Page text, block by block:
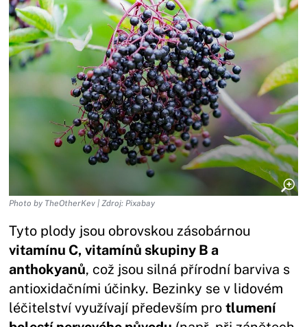
Photo by TheOtherKev | Zdroj: Pixabay
Tyto plody jsou obrovskou zásobárnou
vitamínu C, vitamínů skupiny B a
anthokyanů, což jsou silná přírodní barviva s
antioxidačními účinky. Bezinky se v lidovém
léčitelství využívají především protlumení